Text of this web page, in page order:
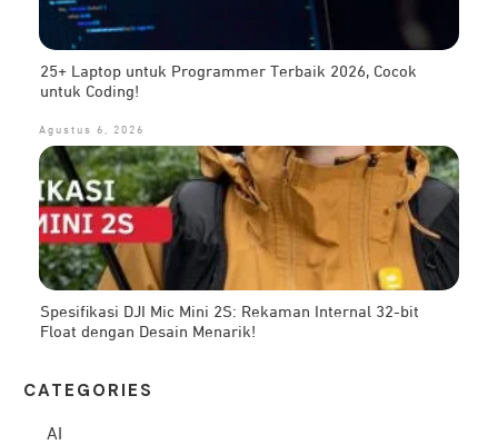
25+ Laptop untuk Programmer Terbaik 2026, Cocok
untuk Coding!
Agustus 6, 2026
Spesifikasi DJI Mic Mini 2S: Rekaman Internal 32-bit
Float dengan Desain Menarik!
CATEG ORIES
AI